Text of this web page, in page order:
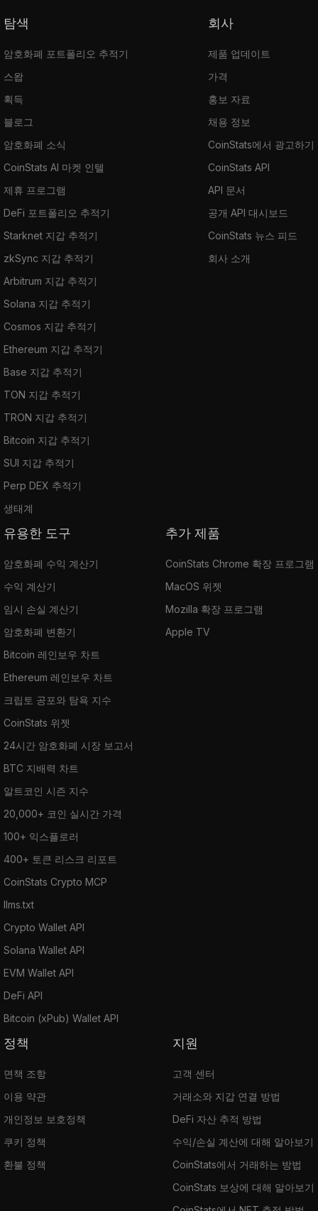
탐색
암호화폐 포트폴리오 추적기
스왑
획득
블로그
암호화폐 소식
CoinStats AI 마켓 인텔
제휴 프로그램
DeFi 포트폴리오 추적기
Starknet 지갑 추적기
zkSync 지갑 추적기
Arbitrum 지갑 추적기
Solana 지갑 추적기
Cosmos 지갑 추적기
Ethereum 지갑 추적기
Base 지갑 추적기
TON 지갑 추적기
TRON 지갑 추적기
Bitcoin 지갑 추적기
SUI 지갑 추적기
Perp DEX 추적기
생태계
회사
제품 업데이트
가격
홍보 자료
채용 정보
CoinStats에서 광고하기
CoinStats API
API 문서
공개 API 대시보드
CoinStats 뉴스 피드
회사 소개
유용한 도구
암호화폐 수익 계산기
수익 계산기
임시 손실 계산기
암호화폐 변환기
Bitcoin 레인보우 차트
Ethereum 레인보우 차트
크립토 공포와 탐욕 지수
CoinStats 위젯
24시간 암호화폐 시장 보고서
BTC 지배력 차트
알트코인 시즌 지수
20,000+ 코인 실시간 가격
100+ 익스플로러
400+ 토큰 리스크 리포트
CoinStats Crypto MCP
llms.txt
Crypto Wallet API
Solana Wallet API
EVM Wallet API
DeFi API
Bitcoin (xPub) Wallet API
추가 제품
CoinStats Chrome 확장 프로그램
MacOS 위젯
Mozilla 확장 프로그램
Apple TV
정책
면책 조항
이용 약관
개인정보 보호정책
쿠키 정책
환불 정책
지원
고객 센터
거래소와 지갑 연결 방법
DeFi 자산 추적 방법
수익/손실 계산에 대해 알아보기
CoinStats에서 거래하는 방법
CoinStats 보상에 대해 알아보기